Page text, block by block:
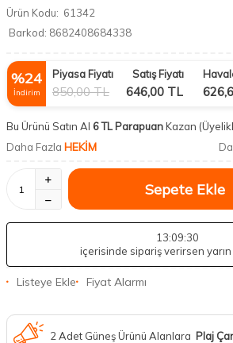
Ürün Kodu: 61342
Barkod: 8682408684338
%24
İndirim
Piyasa Fiyatı
850,00TL
Satış Fiyatı
646,00 TL
Bu Ürünü Satın Al 6 TL ParapuanKazan
Daha Fazla HEKİM
Sepete Ekle
13:09:29
içerisinde sipariş verirsen
Listeye Ekle Fiyat Alarmı
2 Adet Güneş Ürünü Alanlara Plaj